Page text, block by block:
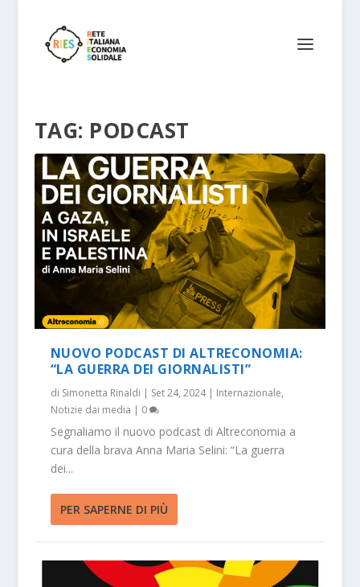
TAG: PODCAST
NUOVO PODCAST DI ALTRECONOMIA:
“LA GUERRA DEI GIORNALISTI”
di Simonetta Rinaldi | Set 24, 2024| Internazionale,
Notizie dai media | 0
Segnaliamo il nuovo podcast di Altreconomia a
cura della brava Anna Maria Selini: “La guerra
dei...
PER SAPERNE DI PIÙ